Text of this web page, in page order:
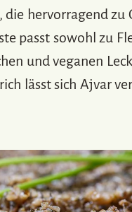
die hervorragend zu
passt sowohl zu
und veganen
lässt sich Ajvar